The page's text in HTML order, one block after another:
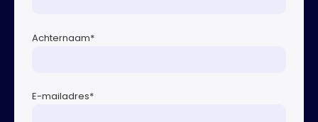
Achternaam*
E-mailadres*